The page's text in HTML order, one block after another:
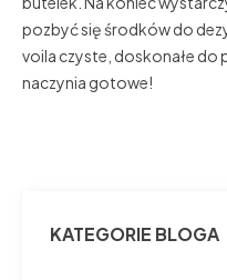
pozbyć się środków do
voila czyste, doskonałe
naczynia gotowe!
KATEGORIE BLOGA